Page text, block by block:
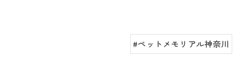
#ペットメモリアル神奈川